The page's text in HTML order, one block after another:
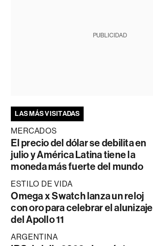
PUBLICIDAD
LAS MÁS VISITADAS
MERCADOS
El precio del dólar se debilita en
julio y América Latina tiene la
moneda más fuerte del mundo
ESTILO DE VIDA
Omega x Swatch lanza un reloj
con oro para celebrar el alunizaje
del Apollo 11
ARGENTINA